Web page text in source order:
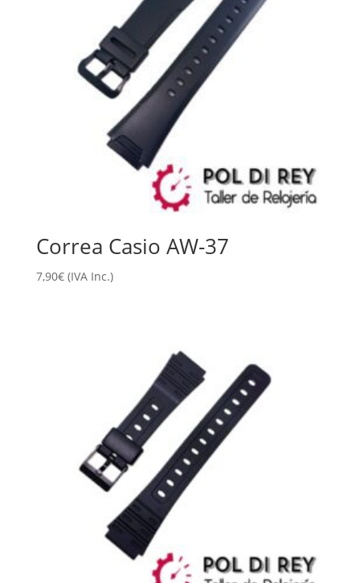
Correa Casio AW-37
7,90€ (IVA Inc.)